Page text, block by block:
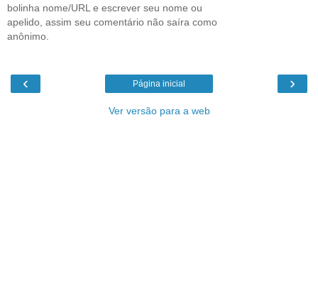
bolinha nome/URL e escrever seu nome ou
apelido, assim seu comentário não saíra como
anônimo.
‹ ›
Página inicial
Ver versão para a web